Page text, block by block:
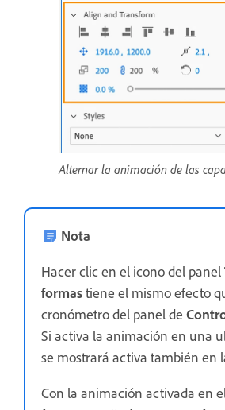
Alternar la animación de las
Nota
Hacer clic en el icono del panel
formastiene el mismo efecto
cronómetro del panel de
Si activa la animación en una
se mostrará activa también en
Con la animación activada en